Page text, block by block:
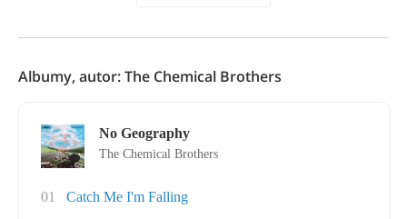
Albumy, autor: The Chemical Brothers
No Geography
The Chemical Brothers
01
Catch Me I'm Falling